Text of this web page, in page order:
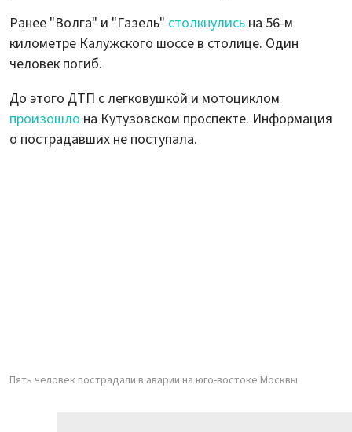
Ранее "Волга" и "Газель" столкнулись на 56-м
километре Калужского шоссе в столице. Один
человек погиб.
До этого ДТП с легковушкой и мотоциклом
произошло на Кутузовском проспекте. Информация
о пострадавших не поступала.
Пять человек пострадали в аварии на юго-востоке Москвы